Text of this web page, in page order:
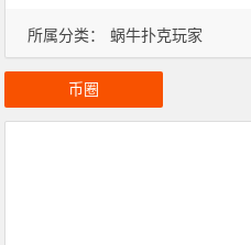
所属分类： 蜗牛扑克玩家
币圈